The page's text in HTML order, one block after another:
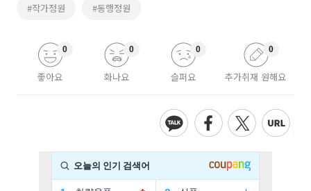
#작가정원 #동행정원
좋아요
0
화나요
0
슬퍼요
0
추가취재 원해요
0